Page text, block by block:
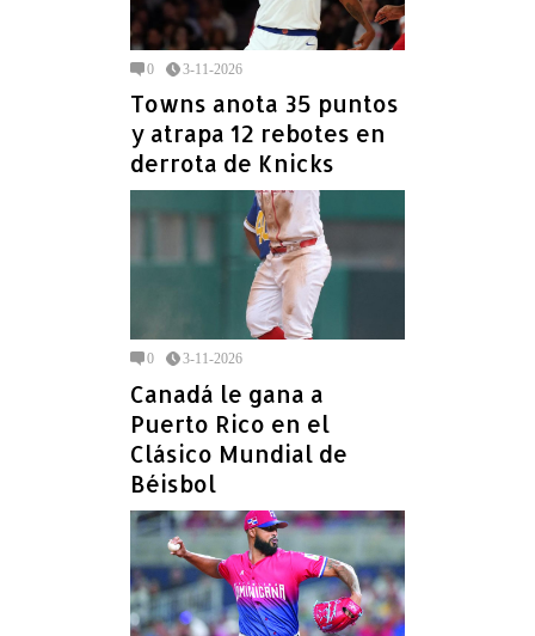
0 3-11-2026
Towns anota 35 puntos
y atrapa 12 rebotes en
derrota de Knicks
0 3-11-2026
Canadá le gana a
Puerto Rico en el
Clásico Mundial de
Béisbol